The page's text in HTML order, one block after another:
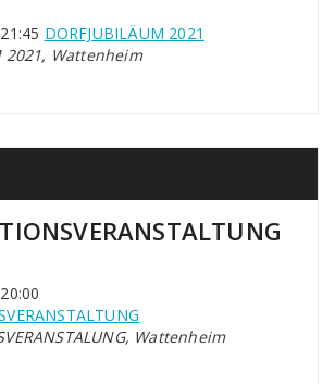
DORFJUBILÄUM 2021
2021, Wattenheim
Wattenheim